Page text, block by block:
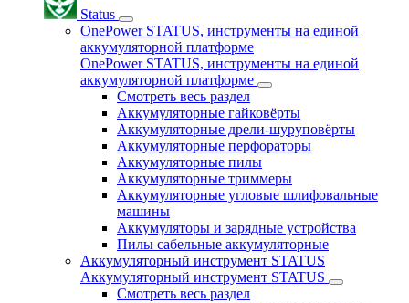
Status
OnePower STATUS, инструменты на единой
аккумуляторной платформе
OnePower STATUS, инструменты на единой
аккумуляторной платформе
Смотреть весь раздел
Аккумуляторные гайковёрты
Аккумуляторные дрели-шуруповёрты
Аккумуляторные перфораторы
Аккумуляторные пилы
Аккумуляторные триммеры
Аккумуляторные угловые шлифовальные
машины
Аккумуляторы и зарядные устройства
Пилы сабельные аккумуляторные
Аккумуляторный инструмент STATUS
Аккумуляторный инструмент STATUS
Смотреть весь раздел